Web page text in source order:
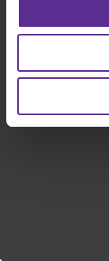
setările dvs. de
privind